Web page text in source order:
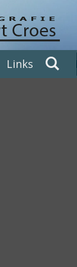
Links